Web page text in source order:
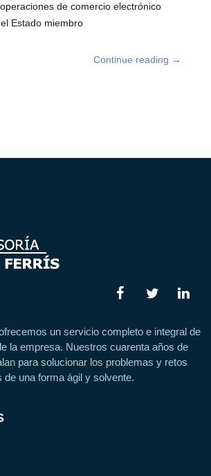
de comercio electrónico
Estado miembro
Continue reading →
un servicio completo e integral de
la empresa. Nuestros cuarenta años de
para solucionar los problemas y retos
de una forma ágil y solvente.